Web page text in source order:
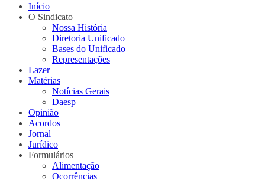
Início
O Sindicato
Nossa História
Diretoria Unificado
Bases do Unificado
Representações
Lazer
Matérias
Notícias Gerais
Daesp
Opinião
Acordos
Jornal
Jurídico
Formulários
Alimentação
Ocorrências